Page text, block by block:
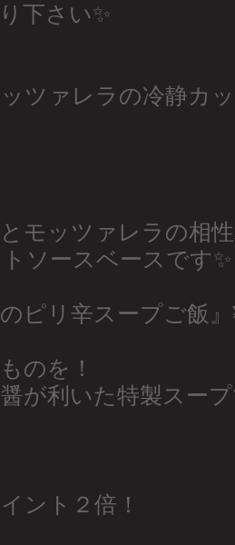
下さい✨
ッツァレラの冷静カ
モッツァレラの相
ソースベースです✨
ピリ辛スープご飯
のを！
が利いた特製スー
ント２倍！